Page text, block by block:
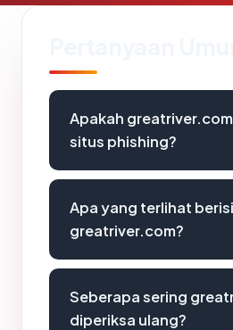
Apakah
situs phishing?
Apa yang terlihat
greatriver.com?
Seberapa sering
diperiksa ulang?